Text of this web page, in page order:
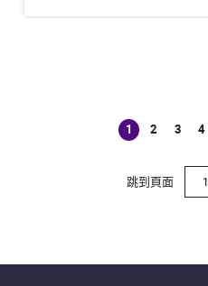
1
(current)
2 3 4
跳到頁面